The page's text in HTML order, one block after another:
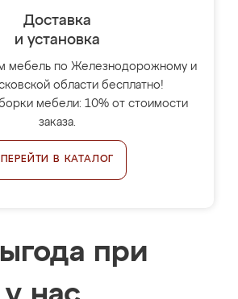
Доставка
и установка
мебель по Железнодорожному и
области бесплатно!
мебели: 10% от стоимости
заказа.
ПЕРЕЙТИ В КАТАЛОГ
при